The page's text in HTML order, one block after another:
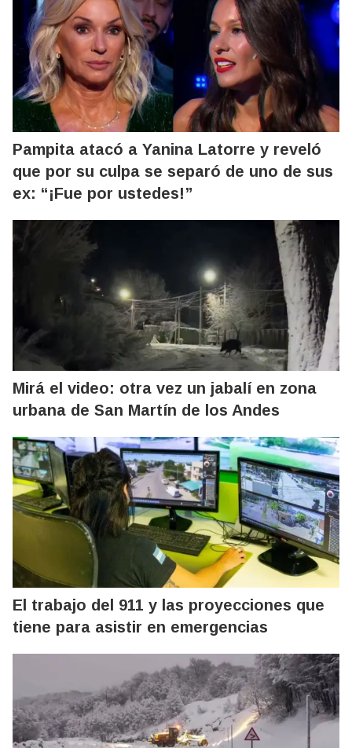
Pampita atacó a Yanina Latorre y reveló
que por su culpa se separó de uno de sus
ex: “¡Fue por ustedes!”
Mirá el video: otra vez un jabalí en zona
urbana de San Martín de los Andes
El trabajo del 911 y las proyecciones que
tiene para asistir en emergencias